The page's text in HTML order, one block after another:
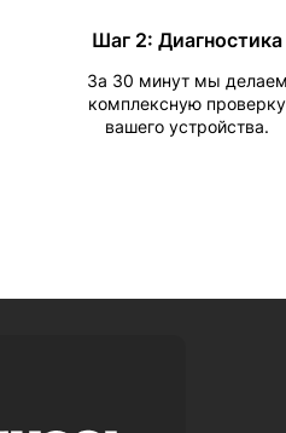
Шаг 2: Диагностика
За 30 минут мы
комплексную проверку
вашего устройства.